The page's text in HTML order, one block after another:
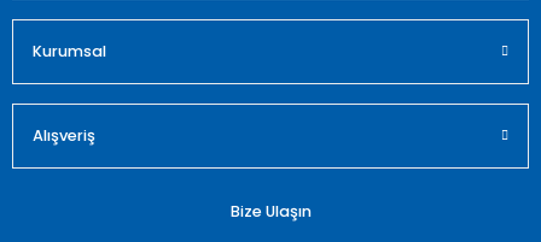
Kurumsal
Alışveriş
Bize Ulaşın